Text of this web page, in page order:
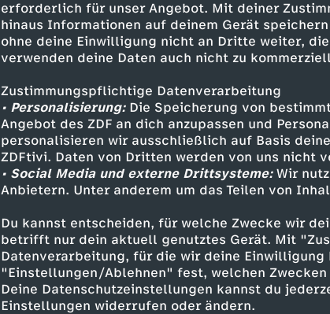
erforderlich für unser Angebot. Mit deiner
hinaus Informationen auf deinem Gerät
ohne deine Einwilligung nicht an Dritte weiter,
verwenden deine Daten auch nicht zu
Zustimmungspflichtige Datenverarbeitung
• Personalisierung:Die Speicherung von
Angebot des ZDF an dich anzupassen und
personalisieren wir ausschließlich auf Basis
ZDFtivi. Daten von Dritten werden von uns nicht
• Social Media und externe Drittsysteme:Wir
Anbietern. Unter anderem um das Teilen von
Du kannst entscheiden, für welche Zwecke wir
betrifft nur dein aktuell genutztes Gerät. Mit
Datenverarbeitung, für die wir deine
"Einstellungen/Ablehnen" fest, welchen
Deine Datenschutzeinstellungen kannst du
Einstellungen widerrufen oder ändern.
Kindheit und Jugend
Xi Jinping wächst zunächst als
Vater, der später bei Mao in Ungnade
Als Jugendlicher erfährt Xi Jinping
verbringt viele Jahre in einem der
anderen jungen Chinesen zu
Zeit, die seinen späteren Weg als
Korrespondent Martin Smith
über den politischen Aufstieg bis hin
Nationalismus, sein Streben nach
zwischen China und den USA.